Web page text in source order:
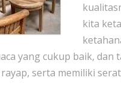
kita
yang cukup baik, dan
serta memiliki